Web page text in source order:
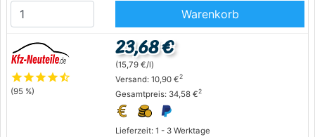
Warenkorb
starstarstarstarstar_half
(95 %)
Lieferzeit: 1 - 3 Werktage
23,68 €
(15,79 €/l)
Versand: 10,90 €2
Gesamtpreis: 34,58 €2